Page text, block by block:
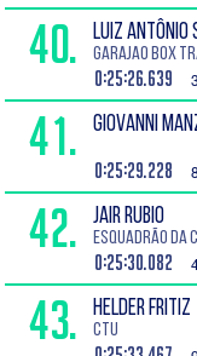
40. LUIZ ANTÔNIO
Garajao Box
0:25:26.639
41. GIOVANNI
0:25:29.228
42. JAIR RUBIO
Esquadrão da
0:25:30.082
43. HELDER FRITIZ
CTU